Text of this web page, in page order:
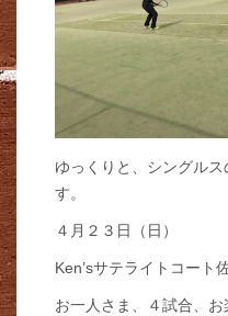
ゆっくりと、シングル
す。
４月２３日（日）
Ken’sサテライトコート
お一人さま、４試合、お